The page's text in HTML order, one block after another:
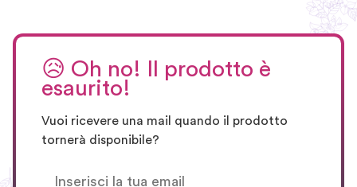
😥 Oh no! Il prodotto è
esaurito!
Vuoi ricevere una mail quando il prodotto
tornerà disponibile?